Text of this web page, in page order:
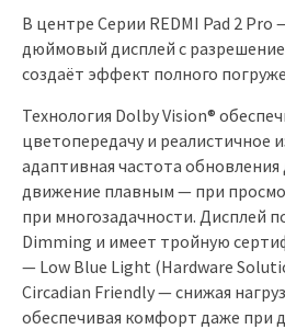
В центре Серии REDMI Pad 2
дюймовый дисплей с
создаёт эффект полного
Технология Dolby Vision®
цветопередачу и реалистичное
адаптивная частота обновления
движение плавным — при
при многозадачности. Дисплей
Dimming и имеет тройную
— Low Blue Light (Hardware
Circadian Friendly — снижая
обеспечивая комфорт даже при